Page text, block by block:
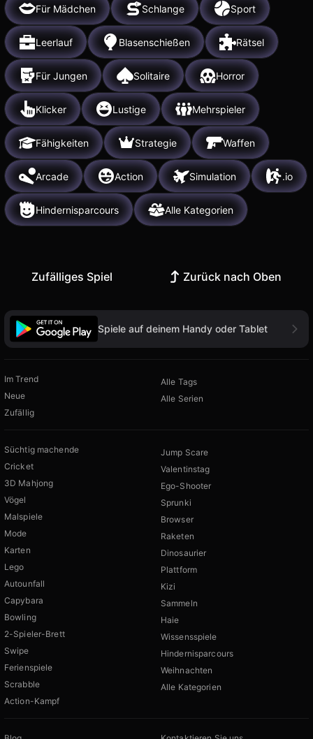
Für Mädchen Schlange Sport
Leerlauf Blasenschießen Rätsel
Für Jungen Solitaire Horror
Klicker Lustige Mehrspieler
Fähigkeiten Strategie Waffen
Arcade Action Simulation .io
Hindernisparcours Alle Kategorien
Zufälliges Spiel Zurück nach Oben
Spiele auf deinem Handy oder Tablet
Im Trend
Neue
Zufällig
Alle Tags
Alle Serien
Süchtig machende
Cricket
3D Mahjong
Vögel
Malspiele
Mode
Karten
Lego
Autounfall
Capybara
Bowling
2-Spieler-Brett
Swipe
Ferienspiele
Scrabble
Action-Kampf
Jump Scare
Valentinstag
Ego-Shooter
Sprunki
Browser
Raketen
Dinosaurier
Plattform
Kizi
Sammeln
Haie
Wissensspiele
Hindernisparcours
Weihnachten
Alle Kategorien